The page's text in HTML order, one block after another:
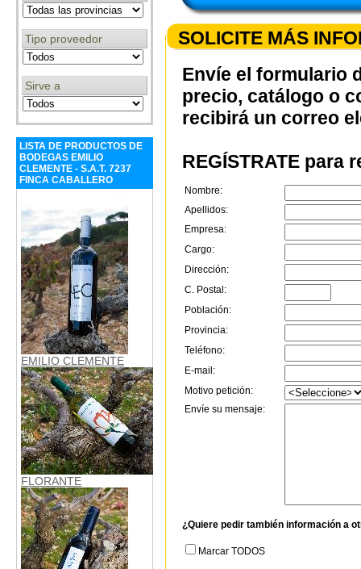
Tipo proveedor
Sirve a
LISTA DE PRODUCTOS DE
BODEGAS EMILIO
CLEMENTE - S.A.T. 7237
FINCA CABALLERO
EMILIO CLEMENTE
FLORANTE
SOLICITE MÁS
Envíe el formulario
precio, catálogo o
recibirá un correo
REGÍSTRATE para
Nombre:
Apellidos:
Empresa:
Cargo:
Dirección:
C. Postal:
Población:
Provincia:
Teléfono:
E-mail:
Motivo petición:
Envíe su mensaje:
¿Quiere pedir también información a
Marcar TODOS